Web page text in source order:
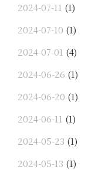
2024-07-11 (1)
2024-07-10 (1)
2024-07-01 (4)
2024-06-26 (1)
2024-06-20 (1)
2024-06-11 (1)
2024-05-23 (1)
2024-05-13 (1)